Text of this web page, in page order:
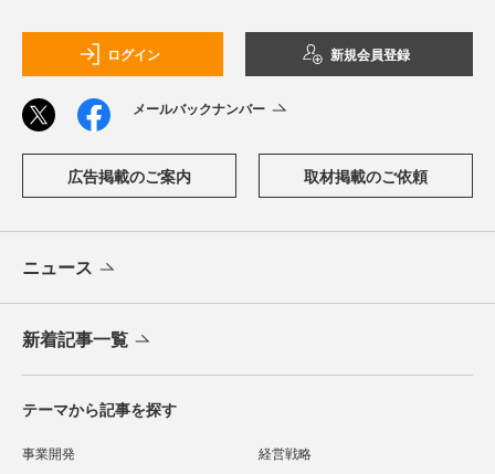
ログイン 新規会員登録
メールバックナンバー
広告掲載のご案内 取材掲載のご依頼
ニュース
新着記事一覧
テーマから記事を探す
事業開発 経営戦略